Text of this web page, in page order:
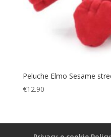
Peluche Elmo Sesame
€12.90